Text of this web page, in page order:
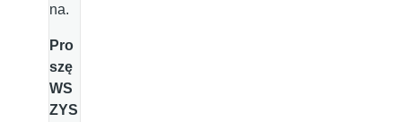
na.
Pro
szę
WS
ZYS